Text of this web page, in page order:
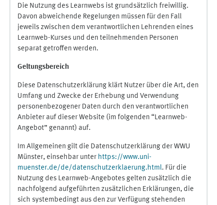
Die Nutzung des Learnwebs ist grundsätzlich freiwillig.
Davon abweichende Regelungen müssen für den Fall
jeweils zwischen dem verantwortlichen Lehrenden eines
Learnweb-Kurses und den teilnehmenden Personen
separat getroffen werden.
Geltungsbereich
Diese Datenschutzerklärung klärt Nutzer über die Art, den
Umfang und Zwecke der Erhebung und Verwendung
personenbezogener Daten durch den verantwortlichen
Anbieter auf dieser Website (im folgenden “Learnweb-
Angebot” genannt) auf.
Im Allgemeinen gilt die Datenschutzerklärung der WWU
Münster, einsehbar unter https://www.uni-
muenster.de/de/datenschutzerklaerung.html. Für die
Nutzung des Learnweb-Angebotes gelten zusätzlich die
nachfolgend aufgeführten zusätzlichen Erklärungen, die
sich systembedingt aus den zur Verfügung stehenden